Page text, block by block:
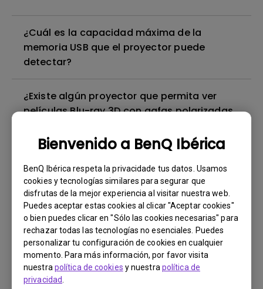
Bienvenido a BenQ Ibérica
BenQ Ibérica respeta la privacidade tus datos. Usamos
cookies y tecnologías similares para segurar que
disfrutas de la mejor experiencia al visitar nuestra web.
Puedes aceptar estas cookies al clicar "Aceptar cookies"
o bien puedes clicar en "Sólo las cookies necesarias" para
rechazar todas las tecnologías no esenciales. Puedes
personalizar tu configuración de cookies en cualquier
momento. Para más información, por favor visita
nuestra política de cookies y nuestra política de
privacidad
¿Cuál es la capacidad máxima de la
memoria USB que el proyector puede
detectar?
¿Existe algún proyector que permita ver
películas Blu-ray 3D con gafas polarizadas
siempre se queda en blanco cuando
conecto mi dispositivo móvil al proyector
mediante un cable o adaptador e intento
transmitir contenidos de Netflix, Disney+,
Hulu y otros. ¿Cómo puedo solucionarlo?
¿El proyector admite el formato Dolby
TrueHD 7.1 a través de ARC/eARC?